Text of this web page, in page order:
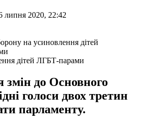
липня 2020, 22:42
дітей ЛГБТ-парами
змін до Основного
голоси двох третин
парламенту.